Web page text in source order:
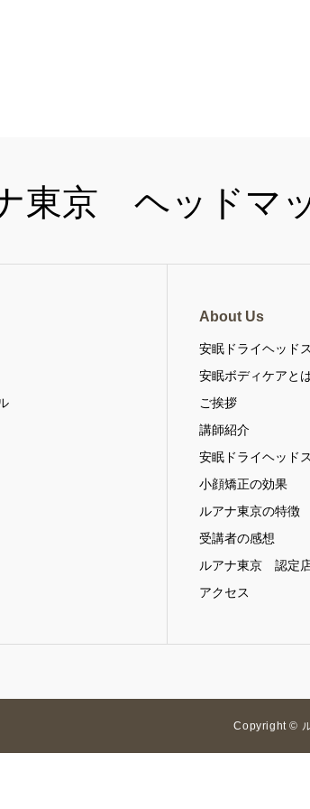
About Us
安眠ドライヘッド
安眠ボディケアと
ご挨拶
講師紹介
安眠ドライヘッド
小顔矯正の効果
ルアナ東京の特徴
受講者の感想
ルアナ東京 認定
アクセス
Copyright ©